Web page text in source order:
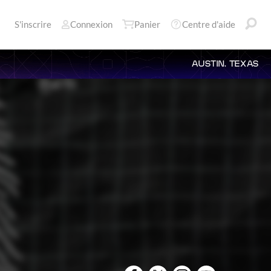
S'inscrire Connexion Panier Centre d'aide
AUSTIN, TEXAS